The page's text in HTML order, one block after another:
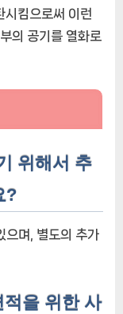
시킴으로써 이런
의 공기를 열화로
위해서 추
?
으며, 별도의 추가
을 위한 사